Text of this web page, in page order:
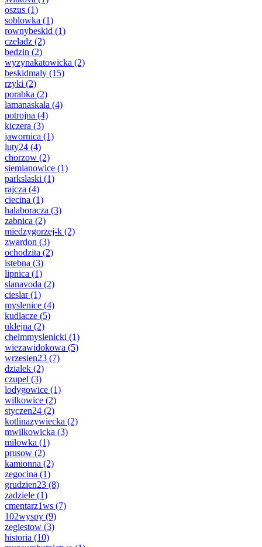
oszus (1)
soblowka (1)
rownybeskid (1)
czeladz (2)
bedzin (2)
wyzynakatowicka (2)
beskidmaly (15)
rzyki (2)
porabka (2)
lamanaskala (4)
potrojna (4)
kiczera (3)
jawornica (1)
luty24 (4)
chorzow (2)
siemianowice (1)
parkslaski (1)
rajcza (4)
ciecina (1)
halaboracza (3)
zabnica (2)
miedzygorzej-k (2)
zwardon (3)
ochodzita (2)
istebna (3)
lipnica (1)
slanavoda (2)
cieslar(1)
myslenice (4)
kudlacze (5)
uklejna (2)
chelmmyslenicki (1)
wiezawidokowa (5)
wrzesien23 (7)
dzialek (2)
czupel (3)
lodygowice (1)
wilkowice (2)
styczen24 (2)
kotlinazywiecka (2)
mwilkowicka (3)
milowka (1)
prusow (2)
kamionna (2)
zegocina (1)
grudzien23 (8)
zadziele (1)
cmentarz1ws (7)
102wyspy (9)
zegiestow (3)
historia (10)